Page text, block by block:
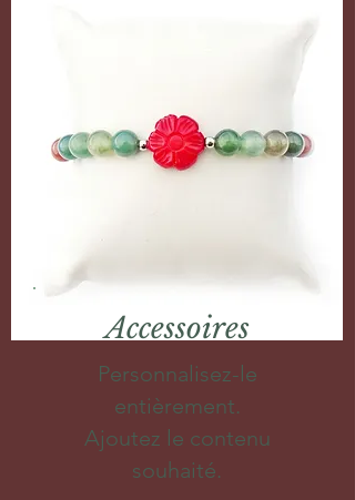
Accessoires
Personnalisez-le
entièrement.
Ajoutez le contenu
souhaité.